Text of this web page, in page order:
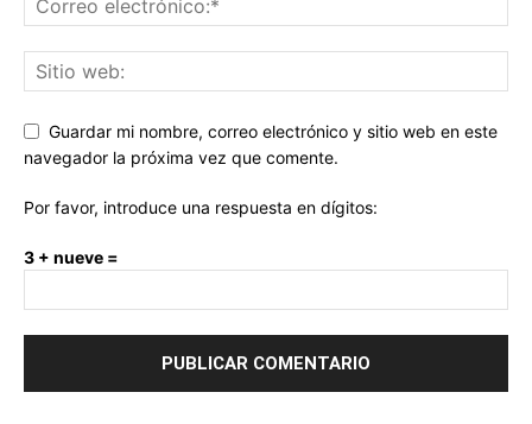
Guardar mi nombre, correo electrónico y sitio web en este
navegador la próxima vez que comente.
Por favor, introduce una respuesta en dígitos:
3 + nueve =